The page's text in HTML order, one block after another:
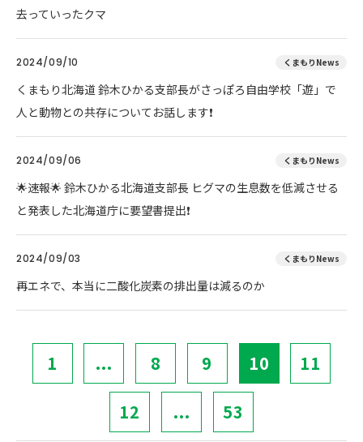
去っていったクマ
2024/09/10 くまもりNews
くまもり北海道 鈴木ひかる支部長がさっぽろ自由学校「遊」で
人と動物との共存についてお話します❗
2024/09/06 くまもりNews
🌟速報🌟 鈴木ひかる北海道支部長 ヒグマの生息数を低減させる
と発表した北海道庁に要望書提出❗
2024/09/03 くまもりNews
再エネで、本当に二酸化炭素の排出量は減るのか
1 ... 8 9 10 11
12 ... 53